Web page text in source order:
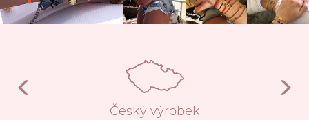
Český výrobek